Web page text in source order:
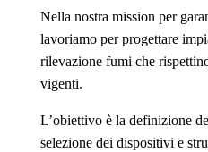
Nella nostra mission per
lavoriamo per progettare
rilevazione fumi che
vigenti.
L’obiettivo è la definizione
selezione dei dispositivi e